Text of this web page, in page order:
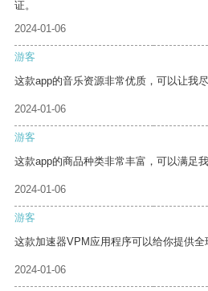
证。
2024-01-06
游客
这款app的音乐资源非常优质，可以让我
2024-01-06
游客
这款app的商品种类非常丰富，可以满足
2024-01-06
游客
这款加速器VPM应用程序可以给你提供全
2024-01-06